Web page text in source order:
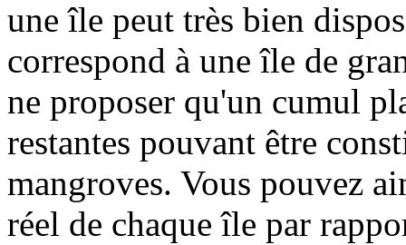
une île peut très bien
correspond à une île de
ne proposer qu'un cumul
restantes pouvant être
mangroves. Vous pouvez
réel de chaque île par